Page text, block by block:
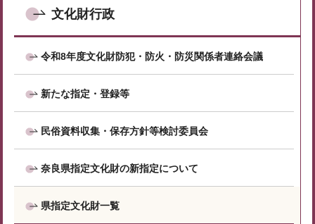
文化財行政
令和8年度文化財防犯・防火・防災関係者連絡会議
新たな指定・登録等
民俗資料収集・保存方針等検討委員会
奈良県指定文化財の新指定について
県指定文化財一覧